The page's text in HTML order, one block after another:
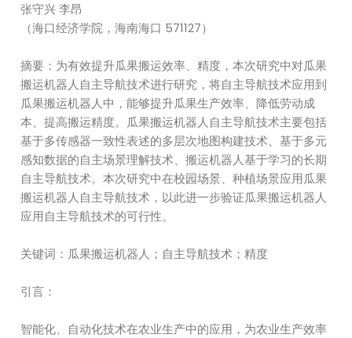
张守兴 李昂
（海口经济学院，海南海口 571127）
摘要：为有效提升瓜果搬运效率、精度，本次研究中对瓜果
搬运机器人自主导航技术进行研究，将自主导航技术应用到
瓜果搬运机器人中，能够提升瓜果生产效率、降低劳动成
本、提高搬运精度。瓜果搬运机器人自主导航技术主要包括
基于多传感器一致性表述的多层次地图构建技术、基于多元
感知数据的自主场景理解技术、搬运机器人基于学习的长期
自主导航技术。本次研究中在校园场景、种植场景应用瓜果
搬运机器人自主导航技术，以此进一步验证瓜果搬运机器人
应用自主导航技术的可行性。
关键词：瓜果搬运机器人；自主导航技术；精度
引言：
智能化、自动化技术在农业生产中的应用，为农业生产效率